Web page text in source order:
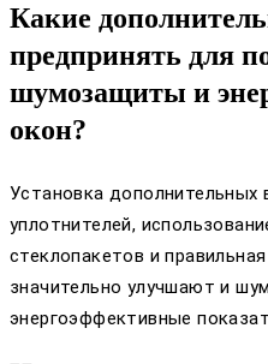
Какие
предпринять для
шумозащиты и
окон?
Установка дополнительных
уплотнителей,
стеклопакетов и
значительно улучшают и
энергоэффективные